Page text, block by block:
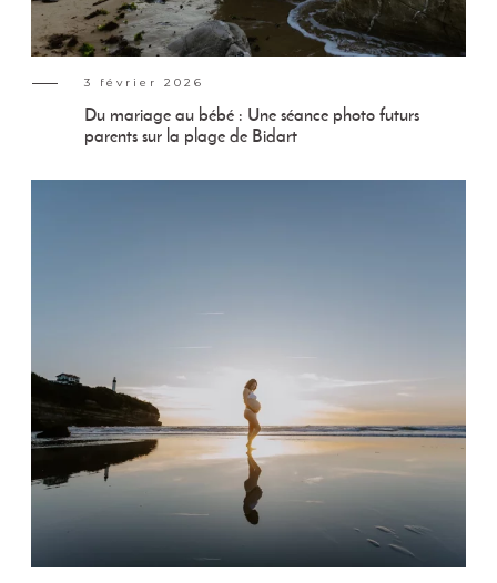
3 février 2026
Du mariage au bébé : Une séance photo futurs
parents sur la plage de Bidart